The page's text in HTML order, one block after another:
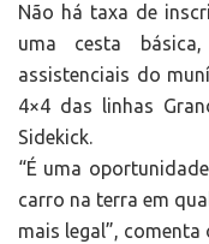
Não há taxa de
uma cesta
assistenciais do
4×4 das linhas
Sidekick.
“É uma
carro na terra em
mais legal”,